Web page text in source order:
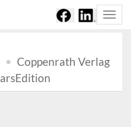
Coppenrath Verlag
arsEdition